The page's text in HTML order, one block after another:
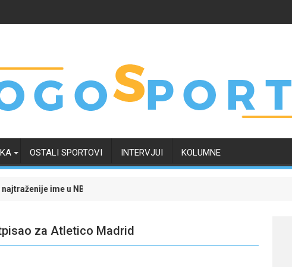
OSTALI SPORTOVI INTERVJUI KOLUMNE
ime u NBA ligi: Trenutno je na raskrsnici, a odluka uskoro "pada"
za Atletico Madrid